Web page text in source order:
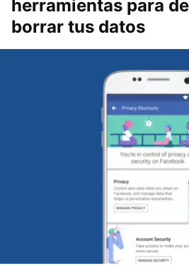
herramientas para
borrar tus datos